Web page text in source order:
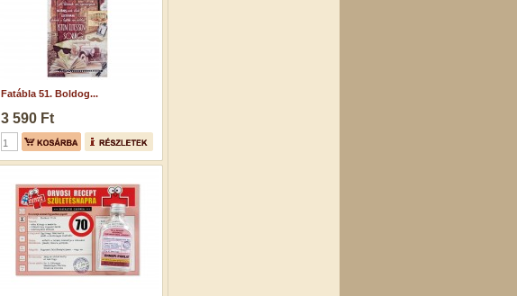
Fatábla 51. Boldog...
3 590 Ft